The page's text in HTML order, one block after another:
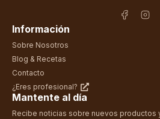
Información
Sobre Nosotros
Blog & Recetas
Contacto
¿Eres profesional?
Mantente al día
Recibe noticias sobre nuevos productos